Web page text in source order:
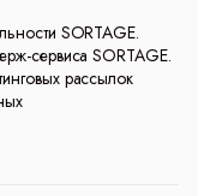
SORTAGE.
сервиса SORTAGE.
рассылок